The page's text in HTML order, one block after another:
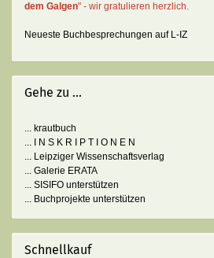
dem Galgen" - wir gratulieren herzlich.
Neueste Buchbesprechungen auf L-IZ
Gehe zu ...
... krautbuch
... I N S K R I P T I O N E N
... Leipziger Wissenschaftsverlag
... Galerie ERATA
... SISIFO unterstützen
... Buchprojekte unterstützen
Schnellkauf